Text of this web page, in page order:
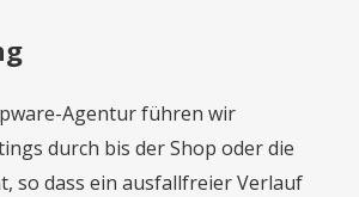
Agentur führen wir
durch bis der Shop oder die
so dass ein ausfallfreier Verlauf